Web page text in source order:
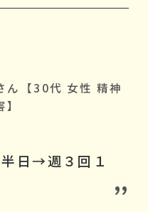
日→週３回１
ん【30代 女性 精神